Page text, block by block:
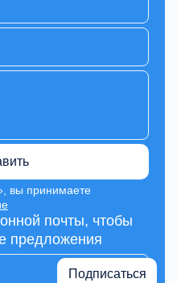
вы принимаете
почты, чтобы
предложения
Подписаться